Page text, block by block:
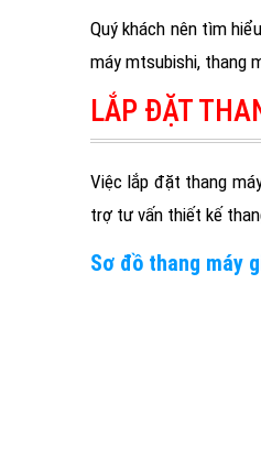
Quý khách nên tìm
máy mtsubishi, thang
LẮP ĐẶT
Việc lắp đặt thang
trợ tư vấn thiết kế
Sơ đồ thang máy